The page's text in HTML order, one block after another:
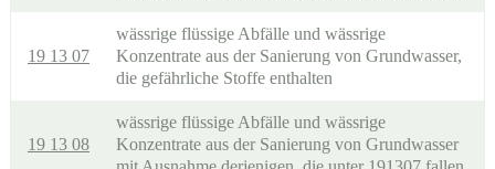
19 13 07
wässrige flüssige Abfälle und wässrige
Konzentrate aus der Sanierung von Grundwasser,
die gefährliche Stoffe enthalten
19 13 08
wässrige flüssige Abfälle und wässrige
Konzentrate aus der Sanierung von Grundwasser